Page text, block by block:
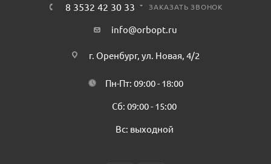
8 3532 42 30 33 ЗАКАЗАТЬ ЗВОНОК
info@orbopt.ru
г. Оренбург, ул. Новая, 4/2
Пн-Пт: 09:00 - 18:00
Сб: 09:00 - 15:00
Вс: выходной